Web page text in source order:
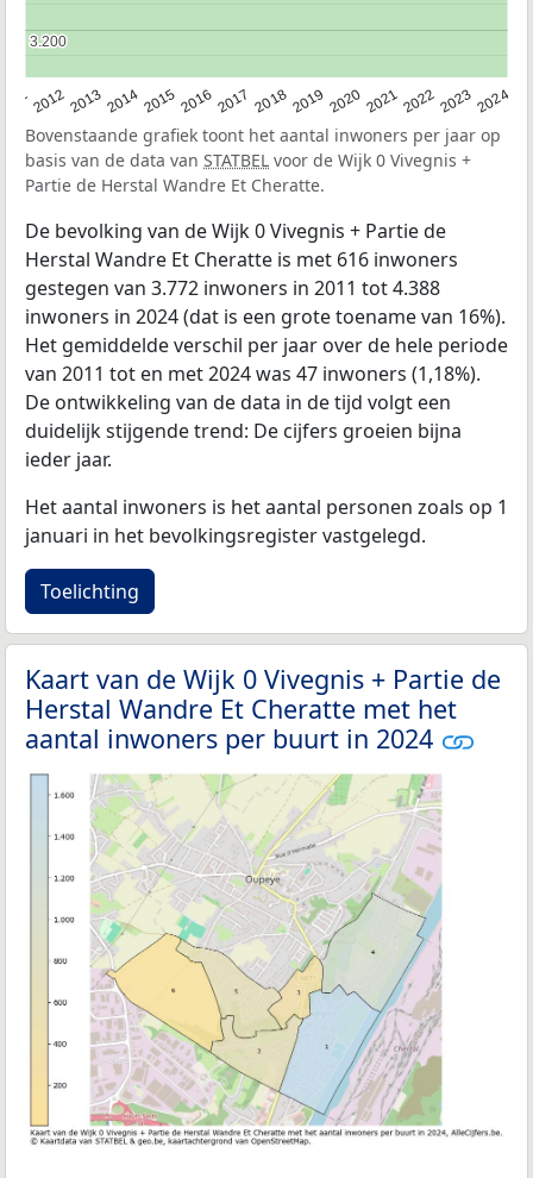
201220132014201520162017 20182019 20202021202220232024
3.200
3.200
Bovenstaande grafiek toont het aantal inwoners per jaar op
basis van de data van STATBEL voor de Wijk 0 Vivegnis +
Partie de Herstal Wandre Et Cheratte.
De bevolking van de Wijk 0 Vivegnis + Partie de
Herstal Wandre Et Cheratte is met 616 inwoners
gestegen van 3.772 inwoners in 2011 tot 4.388
inwoners in 2024 (dat is een grote toename van 16%).
Het gemiddelde verschil per jaar over de hele periode
van 2011 tot en met 2024 was 47 inwoners (1,18%).
De ontwikkeling van de data in de tijd volgt een
duidelijk stijgende trend: De cijfers groeien bijna
ieder jaar.
Het aantal inwoners is het aantal personen zoals op 1
januari in het bevolkingsregister vastgelegd.
Toelichting
Kaart van de Wijk 0 Vivegnis + Partie de
Herstal Wandre Et Cheratte met het
aantal inwoners per buurt in 2024